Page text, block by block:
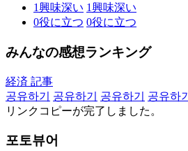
1興味深い 1興味深い
0役に立つ 0役に立つ
みんなの感想ランキング
経済 記事
공유하기
공유하기 공유하기 공유하기
リンクコピーが完了しました。
포토뷰어